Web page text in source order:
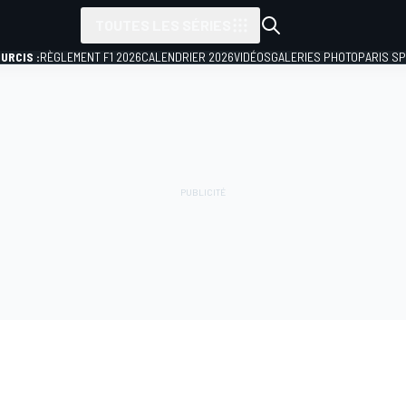
:RÈGLEMENT F1 2026CALENDRIER 2026VIDÉOSGALERIES PHOTOPARIS